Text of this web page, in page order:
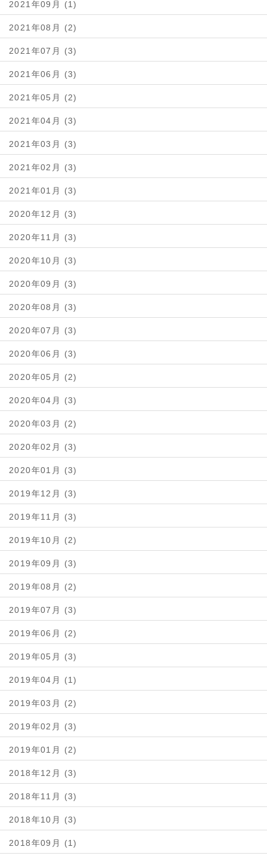
2021年09月 (1)
2021年08月 (2)
2021年07月 (3)
2021年06月 (3)
2021年05月 (2)
2021年04月 (3)
2021年03月 (3)
2021年02月 (3)
2021年01月 (3)
2020年12月 (3)
2020年11月 (3)
2020年10月 (3)
2020年09月 (3)
2020年08月 (3)
2020年07月 (3)
2020年06月 (3)
2020年05月 (2)
2020年04月 (3)
2020年03月 (2)
2020年02月 (3)
2020年01月 (3)
2019年12月 (3)
2019年11月 (3)
2019年10月 (2)
2019年09月 (3)
2019年08月 (2)
2019年07月 (3)
2019年06月 (2)
2019年05月 (3)
2019年04月 (1)
2019年03月 (2)
2019年02月 (3)
2019年01月 (2)
2018年12月 (3)
2018年11月 (3)
2018年10月 (3)
2018年09月 (1)